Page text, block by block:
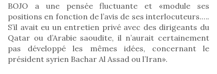
BOJO a une pensée fluctuante et «module ses
positions en fonction de l’avis de ses interlocuteurs.….
S’il avait eu un entretien privé avec des dirigeants du
Qatar ou d’Arabie saoudite, il n’aurait certainement
pas développé les mêmes idées, concernant le
président syrien Bachar Al Assad ou l’Iran».